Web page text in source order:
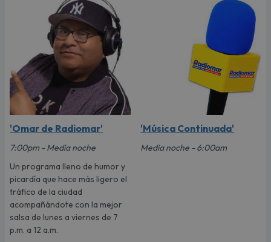
'Omar de Radiomar'
7:00pm - Media noche
Un programa lleno de humor y
picardía que hace más ligero el
tráfico de la ciudad
acompañándote con la mejor
salsa de lunes a viernes de 7
p.m. a 12 a.m.
'Música Continuada'
Media noche - 6:00am